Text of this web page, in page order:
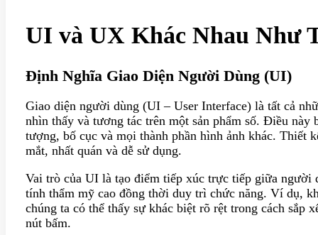
UI và UX Khác Nhau Như
Định Nghĩa Giao Diện Người Dùng (UI)
Giao diện người dùng (UI – User Interface) là tất cả
nhìn thấy và tương tác trên một sản phẩm số. Điều này
tượng, bố cục và mọi thành phần hình ảnh khác. Thiết
mắt, nhất quán và dễ sử dụng.
Vai trò của UI là tạo điểm tiếp xúc trực tiếp giữa người
tính thẩm mỹ cao đồng thời duy trì chức năng. Ví dụ,
chúng ta có thể thấy sự khác biệt rõ rệt trong cách sắp
nút bấm.